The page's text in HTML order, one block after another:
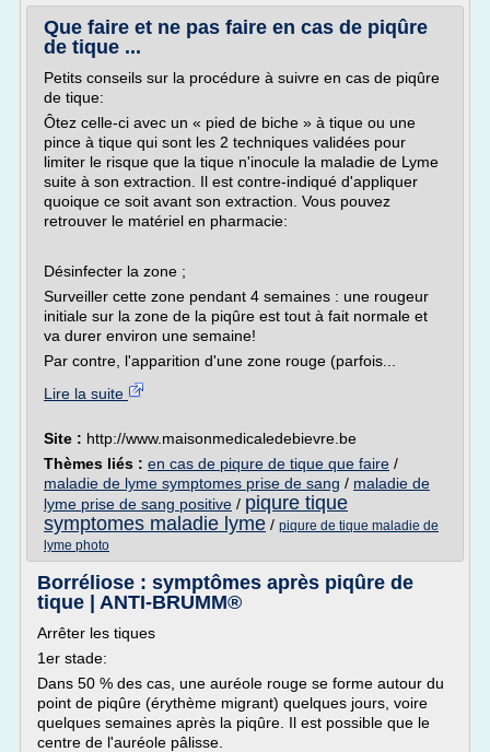
Que faire et ne pas faire en cas de piqûre
de tique ...
Petits conseils sur la procédure à suivre en cas de piqûre
de tique:
Ôtez celle-ci avec un « pied de biche » à tique ou une
pince à tique qui sont les 2 techniques validées pour
limiter le risque que la tique n'inocule la maladie de Lyme
suite à son extraction. Il est contre-indiqué d'appliquer
quoique ce soit avant son extraction. Vous pouvez
retrouver le matériel en pharmacie:
Désinfecter la zone ;
Surveiller cette zone pendant 4 semaines : une rougeur
initiale sur la zone de la piqûre est tout à fait normale et
va durer environ une semaine!
Par contre, l'apparition d'une zone rouge (parfois...
Lire la suite
Site : http://www.maisonmedicaledebievre.be
Thèmes liés : en cas de piqure de tique que faire /
maladie de lyme symptomes prise de sang / maladie de
lyme prise de sang positive / piqure tique
symptomes maladie lyme / piqure de tique maladie de
lyme photo
Borréliose : symptômes après piqûre de
tique | ANTI-BRUMM®
Arrêter les tiques
1er stade:
Dans 50 % des cas, une auréole rouge se forme autour du
point de piqûre (érythème migrant) quelques jours, voire
quelques semaines après la piqûre. Il est possible que le
centre de l'auréole pâlisse.